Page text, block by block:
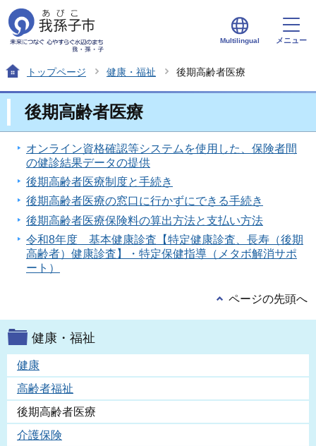
Multilingual メニュー
トップページ 健康・福祉 後期高齢者医療
後期高齢者医療
オンライン資格確認等システムを使用した、保険者間
の健診結果データの提供
後期高齢者医療制度と手続き
後期高齢者医療の窓口に行かずにできる手続き
後期高齢者医療保険料の算出方法と支払い方法
令和8年度 基本健康診査【特定健康診査、長寿（後期
高齢者）健康診査】・特定保健指導（メタボ解消サポ
ート）
ページの先頭へ
健康・福祉
健康
高齢者福祉
後期高齢者医療
介護保険